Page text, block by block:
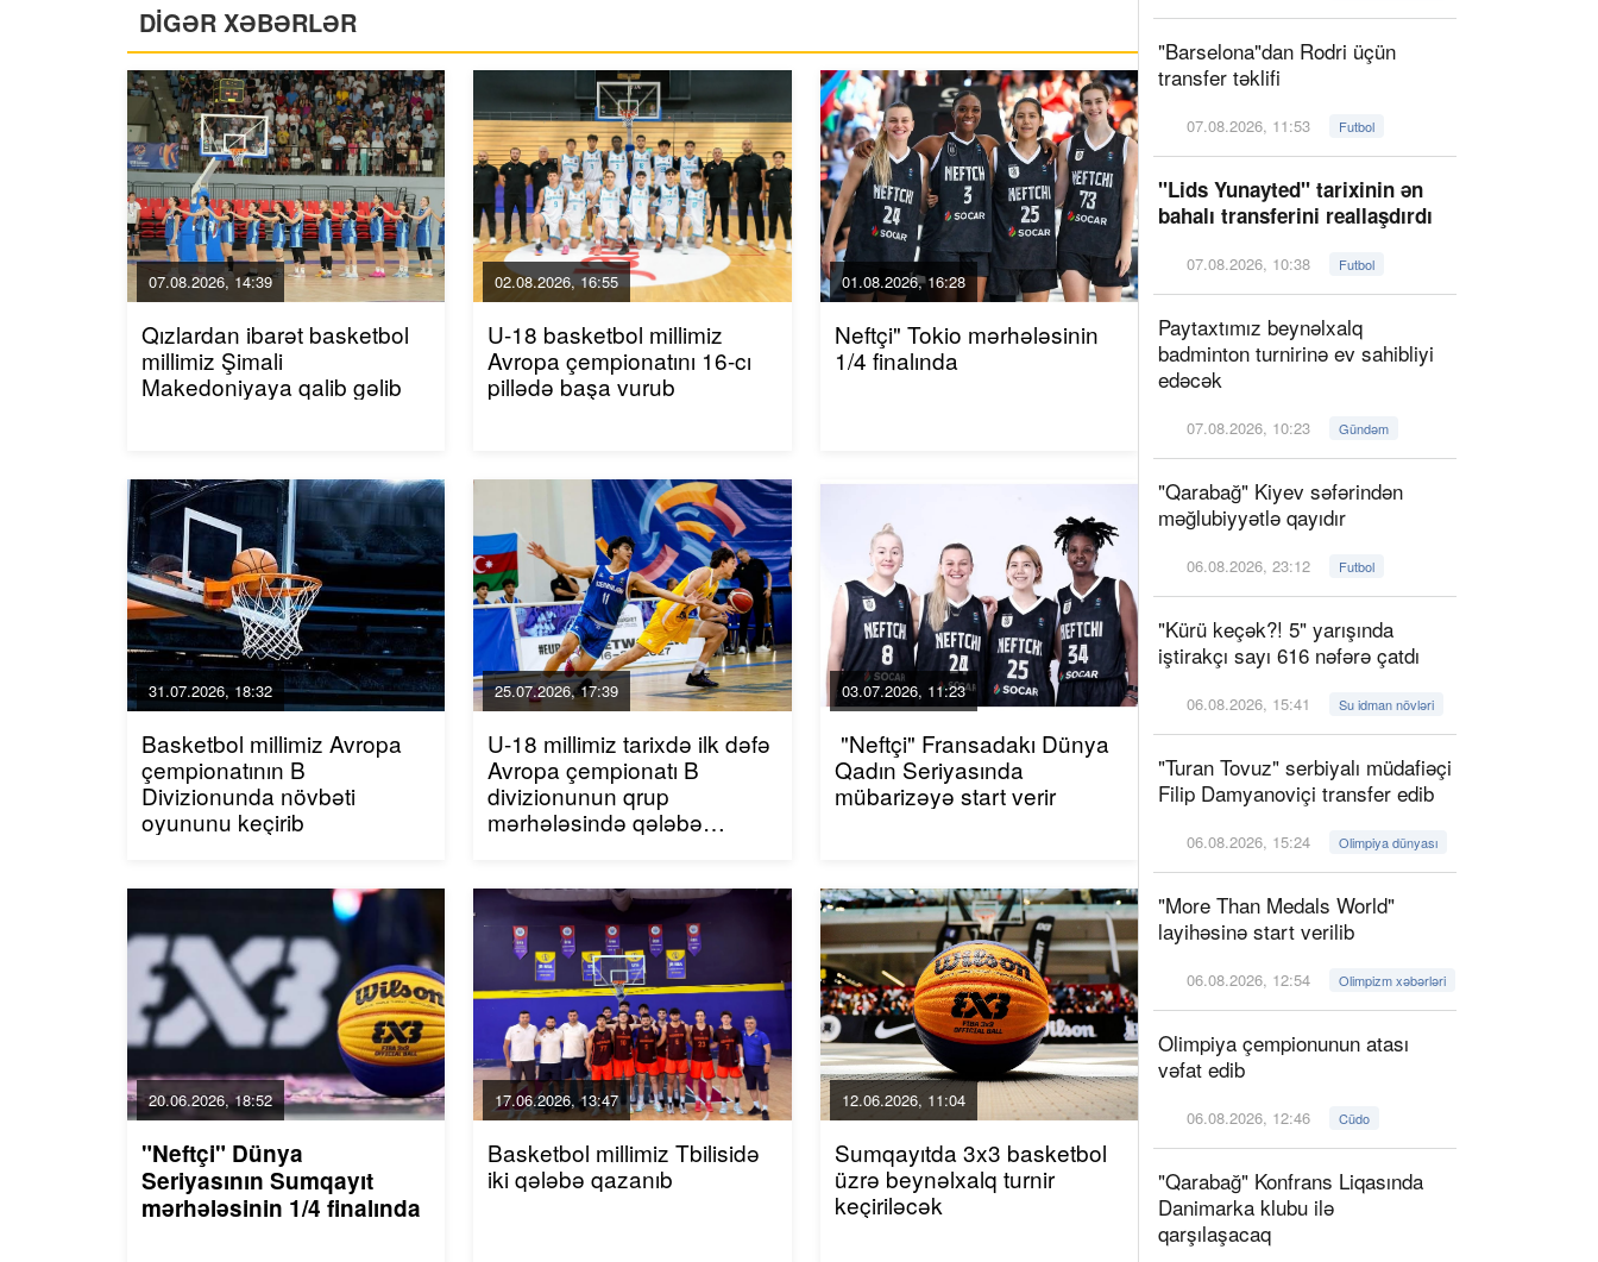
DİGƏR XƏBƏRLƏR
07.08.2026, 14:39
Qızlardan ibarət basketbol
millimiz Şimali
Makedoniyaya qalib gəlib
02.08.2026, 16:55
U-18 basketbol millimiz
Avropa çempionatını 16-cı
pillədə başa vurub
01.08.2026, 16:28
Neftçi" Tokio mərhələsinin
1/4 finalında
31.07.2026, 18:32
Basketbol millimiz Avropa
çempionatının B
Divizionunda növbəti
oyununu keçirib
25.07.2026, 17:39
U-18 millimiz tarixdə ilk dəfə
Avropa çempionatı B
divizionunun qrup
mərhələsində qələbə
03.07.2026, 11:23
"Neftçi" Fransadakı Dünya
Qadın Seriyasında
mübarizəyə start verir
20.06.2026, 18:52
"Neftçi" Dünya
Seriyasının Sumqayıt
mərhələsinin 1/4 finalında
17.06.2026, 13:47
Basketbol millimiz Tbilisidə
iki qələbə qazanıb
12.06.2026, 11:04
Sumqayıtda 3x3 basketbol
üzrə beynəlxalq turnir
keçiriləcək
"Barselona"dan Rodri üçün
transfer təklifi
07.08.2026, 11:53 Futbol
"Lids Yunayted" tarixinin ən
bahalı transferini reallaşdırdı
07.08.2026, 10:38 Futbol
Paytaxtımız beynəlxalq
badminton turnirinə ev sahibliyi
edəcək
07.08.2026, 10:23 Gündəm
"Qarabağ" Kiyev səfərindən
məğlubiyyətlə qayıdır
06.08.2026, 23:12 Futbol
"Kürü keçək?! 5" yarışında
iştirakçı sayı 616 nəfərə çatdı
06.08.2026, 15:41 Su idman növləri
"Turan Tovuz" serbiyalı müdafiəçi
Filip Damyanoviçi transfer edib
06.08.2026, 15:24 Olimpiya dünyası
"More Than Medals World"
layihəsinə start verilib
06.08.2026, 12:54 Olimpizm xəbərləri
Olimpiya çempionunun atası
vəfat edib
06.08.2026, 12:46 Cüdo
"Qarabağ" Konfrans Liqasında
Danimarka klubu ilə
qarşılaşacaq